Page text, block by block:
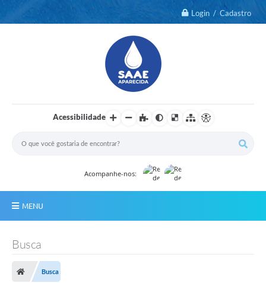
Login / Cadastro
Acessibilidade
Acompanhe-nos:
MENU
Ouvidoria
Busca
Busca